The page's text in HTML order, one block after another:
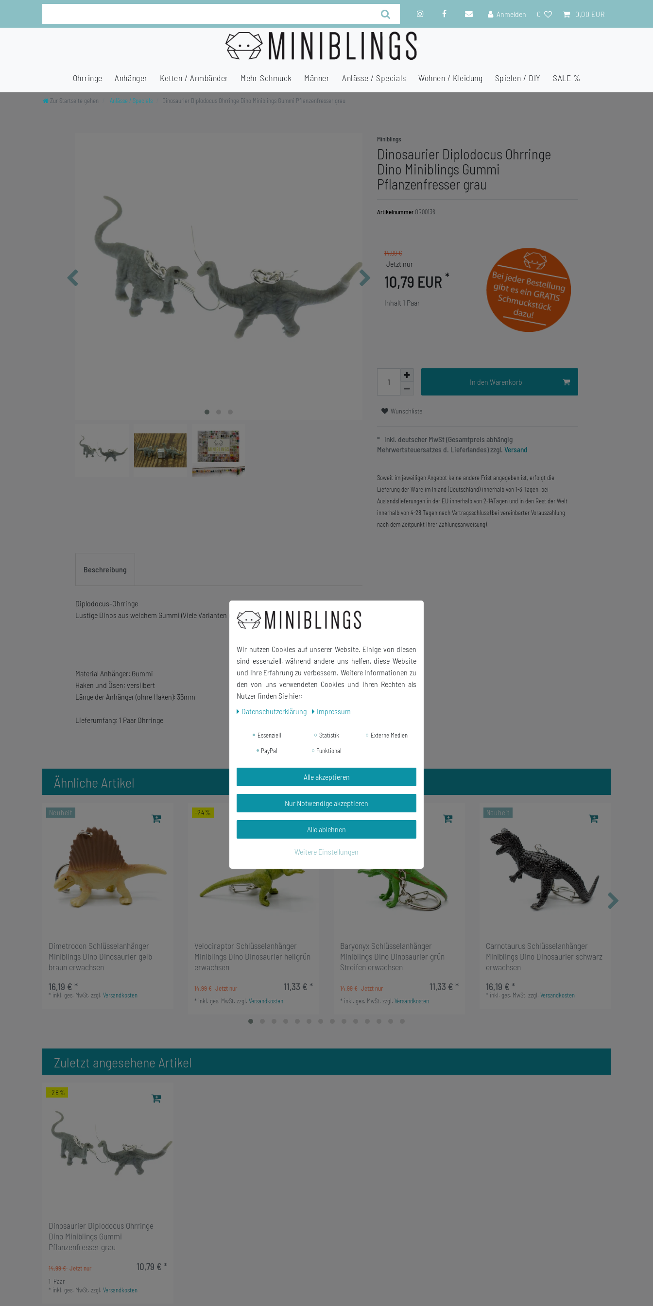
Anmelden 0 0,00 EUR
Ohrringe Anhänger Ketten / Armbänder Mehr Schmuck Männer Anlässe / Specials Wohnen / Kleidung Spielen / DIY SALE %
Zur Startseite gehen Anlässe / Specials Dinosaurier Diplodocus Ohrringe Dino Miniblings Gummi Pflanzenfresser grau
Miniblings
Dinosaurier Diplodocus Ohrringe
Dino Miniblings Gummi
Pflanzenfresser grau
Artikelnummer OR00136
14,99 €
10,79 EUR *
Inhalt 1 Paar
In den Warenkorb
Wunschliste
* inkl. deutscher MwSt (Gesamtpreis abhängig
Mehrwertsteuersatzes d. Lieferlandes) zzgl. Versand
Soweit im jeweiligen Angebot keine andere Frist angegeben ist, erfolgt die
Lieferung der Ware im Inland (Deutschland) innerhalb von 1-3 Tagen, bei
Auslandslieferungen in der EU innerhalb von 2-14Tagen und in den Rest der Welt
innerhalb von 4-28 Tagen nach Vertragsschluss (bei vereinbarter Vorauszahlung
nach dem Zeitpunkt Ihrer Zahlungsanweisung).
Beschreibung
Diplodocus-Ohrringe
Lustige Dinos aus weichem Gummi (Viele Varianten und auch als Charm im Shop!)
Material Anhänger: Gummi
Haken und Ösen: versilbert
Länge der Anhänger (ohne Haken): 35mm
Lieferumfang: 1 Paar Ohrringe
Ähnliche Artikel
Neuheit
Dimetrodon Schlüsselanhänger
Miniblings Dino Dinosaurier gelb
braun erwachsen
16,19 € *
* inkl. ges. MwSt. zzgl. Versandkosten
-24%
Velociraptor Schlüsselanhänger
Miniblings Dino Dinosaurier hellgrün
erwachsen
14,99 € 11,33 € *
* inkl. ges. MwSt. zzgl. Versandkosten
-24%
Baryonyx Schlüsselanhänger
Miniblings Dino Dinosaurier grün
Streifen erwachsen
14,99 € 11,33 € *
* inkl. ges. MwSt. zzgl. Versandkosten
Neuheit
Carnotaurus Schlüsselanhänger
Miniblings Dino Dinosaurier schwarz
erwachsen
16,19 € *
* inkl. ges. MwSt. zzgl. Versandkosten
Zuletzt angesehene Artikel
-28%
Dinosaurier Diplodocus Ohrringe
Dino Miniblings Gummi
Pflanzenfresser grau
14,99 € 10,79 € *
1 Paar
* inkl. ges. MwSt. zzgl. Versandkosten
Wir nutzen Cookies auf unserer Website. Einige von diesen
sind essenziell, während andere uns helfen, diese Website
und Ihre Erfahrung zu verbessern. Weitere Informationen zu
den von uns verwendeten Cookies und Ihren Rechten als
Nutzer finden Sie hier:
Daten­schutz­erklärung
Impressum
Essenziell Statistik
Externe Medien
PayPal
Funktional
Alle akzeptieren
Nur Notwendige akzeptieren
Alle ablehnen
Weitere Einstellungen